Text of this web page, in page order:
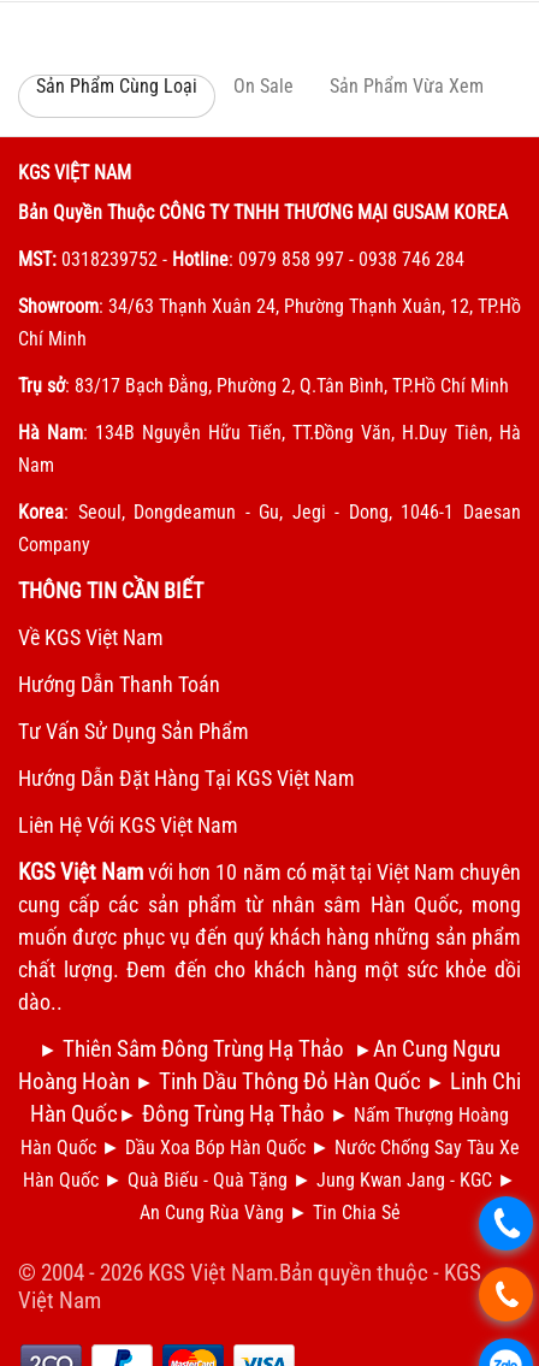
Sản Phẩm Cùng Loại On Sale Sản Phẩm Vừa Xem
KGS VIỆT NAM
Bản Quyền Thuộc CÔNG TY TNHH THƯƠNG MẠI GUSAM KOREA
MST: 0318239752 - Hotline: 0979 858 997 - 0938 746 284
Showroom: 34/63 Thạnh Xuân 24, Phường Thạnh Xuân, 12, TP.Hồ
Chí Minh
Trụ sở: 83/17 Bạch Đằng, Phường 2, Q.Tân Bình, TP.Hồ Chí Minh
Hà Nam: 134B Nguyễn Hữu Tiến, TT.Đồng Văn, H.Duy Tiên, Hà
Nam
Korea: Seoul, Dongdeamun - Gu, Jegi - Dong, 1046-1 Daesan
Company
THÔNG TIN CẦN BIẾT
Về KGS Việt Nam
Hướng Dẫn Thanh Toán
Tư Vấn Sử Dụng Sản Phẩm
Hướng Dẫn Đặt Hàng Tại KGS Việt Nam
Liên Hệ Với KGS Việt Nam
KGS Việt Namvới hơn 10 năm có mặt tại Việt Nam chuyên
cung cấp các sản phẩm từ nhân sâm Hàn Quốc, mong
muốn được phục vụ đến quý khách hàng những sản phẩm
chất lượng. Đem đến cho khách hàng một sức khỏe dồi
dào..
.
.
► Thiên Sâm Đông Trùng Hạ Thảo ►An Cung Ngưu
Hoàng Hoàn ► Tinh Dầu Thông Đỏ Hàn Quốc ► Linh Chi
Hàn Quốc ► Đông Trùng Hạ Thảo ► Nấm Thượng Hoàng
Hàn Quốc ► Dầu Xoa Bóp Hàn Quốc ► Nước Chống Say Tàu Xe
Hàn Quốc ► Quà Biếu - Quà Tặng ► Jung Kwan Jang - KGC ►
An Cung Rùa Vàng ► Tin Chia Sẻ
© 2004 - 2026 KGS Việt Nam.Bản quyền thuộc - KGS
Việt Nam